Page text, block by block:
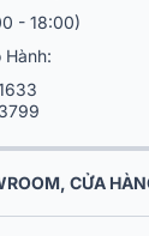
- 18:00)
Hành:
CỬA